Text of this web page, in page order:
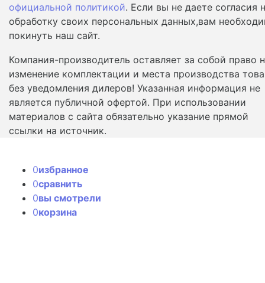
официальной политикой. Если вы не даете согласия
обработку своих персональных данных,вам
покинуть наш сайт.
Компания-производитель оставляет за собой право
изменение комплектации и места производства
без уведомления дилеров! Указанная информация не
является публичной офертой. При использовании
материалов с сайта обязательно указание прямой
ссылки на источник.
0избранное
0сравнить
0вы смотрели
0корзина